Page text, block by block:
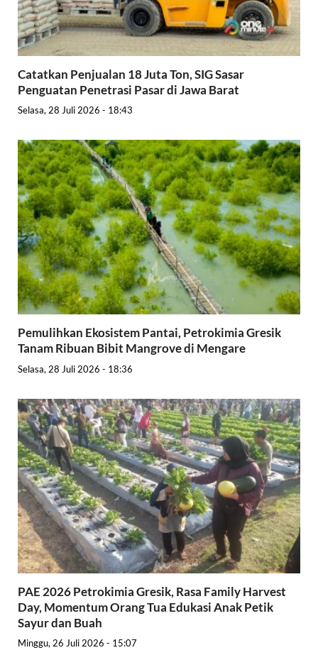
Catatkan Penjualan 18 Juta Ton, SIG Sasar
Penguatan Penetrasi Pasar di Jawa Barat
Selasa, 28 Juli 2026 - 18:43
Pemulihkan Ekosistem Pantai, Petrokimia Gresik
Tanam Ribuan Bibit Mangrove di Mengare
Selasa, 28 Juli 2026 - 18:36
PAE 2026 Petrokimia Gresik, Rasa Family Harvest
Day, Momentum Orang Tua Edukasi Anak Petik
Sayur dan Buah
Minggu, 26 Juli 2026 - 15:07